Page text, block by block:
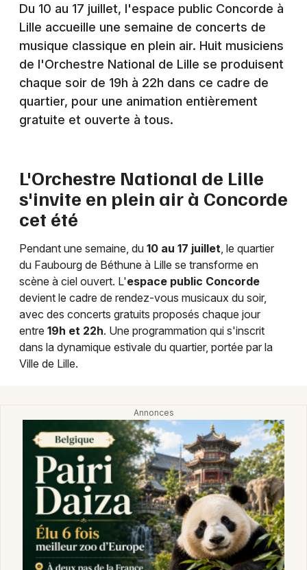
Sorties famille
Expos
Sorties & loisirs
Actualités dans le Nord
Actualités dans les Hauts-de-France
Newsletter des sorties
Artistes en tournée
Actus à Lille
Magazine à Lille
59 - Nord
Choisir mes départements
Toulouse
Toutes les villes
Du 10 au 17 juillet, l'espace public Concorde à
Lille accueille une semaine de concerts de
musique classique en plein air. Huit musiciens
de l'Orchestre National de Lille se produisent
chaque soir de 19h à 22h dans ce cadre de
quartier, pour une animation entièrement
gratuite et ouverte à tous.
L'Orchestre National de Lille
s'invite en plein air à Concorde
cet été
Pendant une semaine, du 10 au 17 juillet, le quartier
du Faubourg de Béthune à Lille se transforme en
scène à ciel ouvert. L'espace public Concorde
devient le cadre de rendez-vous musicaux du soir,
avec des concerts gratuits proposés chaque jour
entre 19h et 22h. Une programmation qui s'inscrit
dans la dynamique estivale du quartier, portée par la
Ville de Lille.